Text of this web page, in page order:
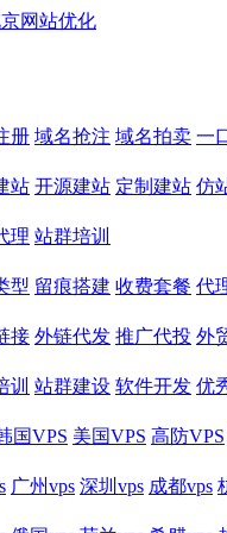
册 域名抢注 域名拍卖 一
站 开源建站 定制建站 仿
理 站群培训
型 留痕搭建 收费套餐 代
接 外链代发 推广代投 外
训 站群建设 软件开发 优
国VPS 美国VPS 高防VPS
广州vps 深圳vps 成都vps